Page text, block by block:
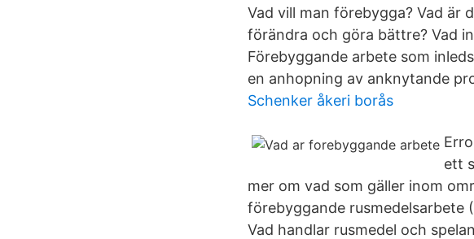
Vad vill man förebygga? Vad är
förändra och göra bättre? Vad
Förebyggande arbete som
en anhopning av anknytande
Schenker åkeri borås
ett
mer om vad som gäller inom
förebyggande rusmedelsarbete
Vad handlar rusmedel och